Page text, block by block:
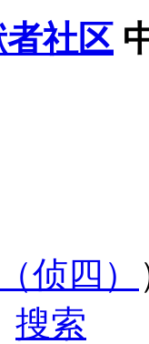
社区
侦四）
搜索